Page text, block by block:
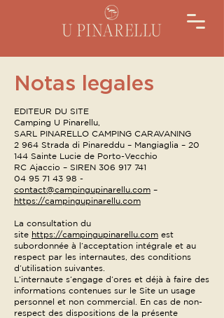
Notas legales
EDITEUR DU SITE
Camping U Pinarellu,
SARL PINARELLO CAMPING CARAVANING
2 964 Strada di Pinareddu – Mangiaglia – 20
144 Sainte Lucie de Porto-Vecchio
RC Ajaccio – SIREN 306 917 741
04 95 71 43 98 -
contact@campingupinarellu.com –
https://campingupinarellu.com
La consultation du
site https://campingupinarellu.com est
subordonnée à l’acceptation intégrale et au
respect par les internautes, des conditions
d’utilisation suivantes.
L’internaute s’engage d’ores et déjà à faire des
informations contenues sur le Site un usage
personnel et non commercial. En cas de non-
respect des dispositions de la présente